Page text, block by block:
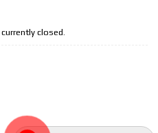
closed.
TRUY CẬP